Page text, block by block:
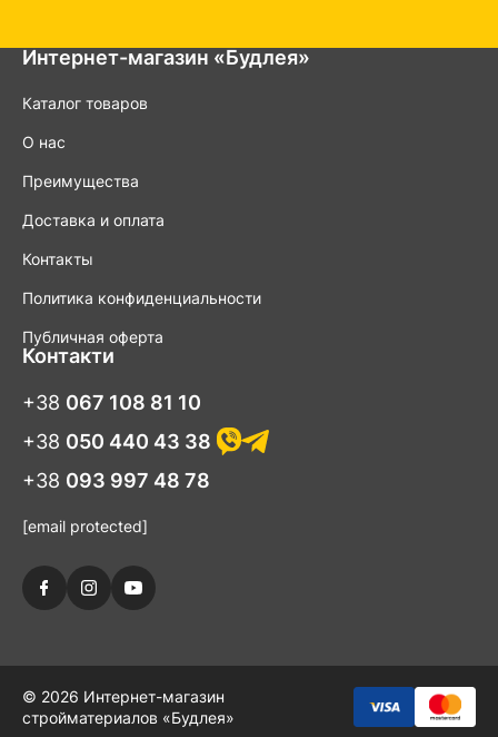
Интернет-магазин «Будлея»
Каталог товаров
О нас
Преимущества
Доставка и оплата
Контакты
Политика конфиденциальности
Публичная оферта
Контакти
+38 067 108 81 10
+38 050 440 43 38
+38 093 997 48 78
[email protected]
© 2026 Интернет-магазин
стройматериалов «Будлея»